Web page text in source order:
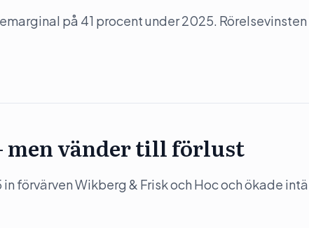
på 41 procent under 2025.
men vänder till förlust
förvärven Wikberg & Frisk och Hoc och ökade